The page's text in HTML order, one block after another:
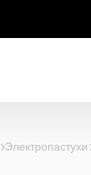
Электропастухи